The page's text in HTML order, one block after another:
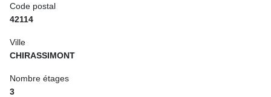
Code postal
42114
Ville
CHIRASSIMONT
Nombre étages
3